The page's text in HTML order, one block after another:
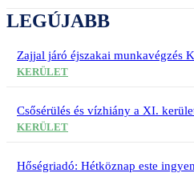
LEGÚJABB
Zajjal járó éjszakai munkavégzés
KERÜLET
Csősérülés és vízhiány a XI.
KERÜLET
Hőségriadó: Hétköznap este